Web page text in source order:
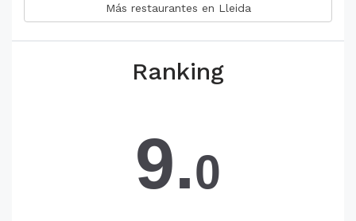
Más restaurantes en Lleida
Ranking
9.0